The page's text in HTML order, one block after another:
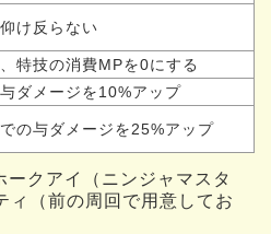
け反らない
特技の消費MPを0にする
ダメージを10%アップ
の与ダメージを25%アップ
ークアイ（ニンジャマスタ
ィ（前の周回で用意してお